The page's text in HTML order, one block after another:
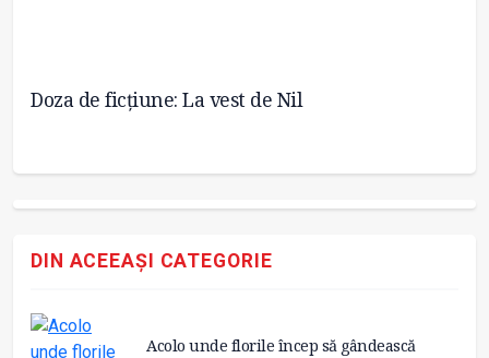
Doza de ficțiune: La vest de Nil
DIN ACEEAȘI CATEGORIE
Acolo unde florile încep să gândească